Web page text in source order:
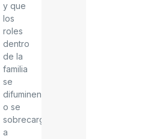
y que
los
roles
dentro
de la
familia
se
difuminen
o se
sobrecargue
a